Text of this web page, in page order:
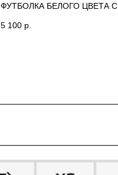
ФУТБОЛКА БЕЛОГО ЦВЕТА С
5 100 р.